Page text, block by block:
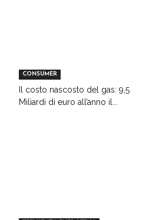
CONSUMER
Il costo nascosto del gas: 9,5
Miliardi di euro all’anno il...